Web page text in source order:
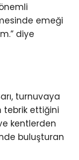
emeği
diye
turnuvaya
tebrik ettiğini
kentlerden
buluşturan